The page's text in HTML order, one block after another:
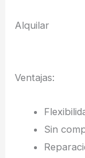
Alquilar
Ventajas:
Sin